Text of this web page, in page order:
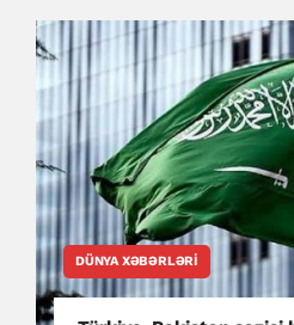
DÜNYA XƏBƏRLƏRI